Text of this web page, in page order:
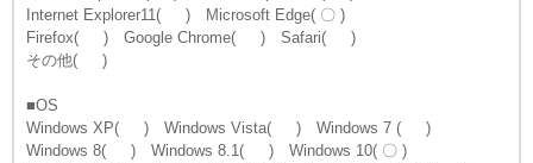
Internet Explorer11( ) Microsoft Edge( 〇 )
Firefox( ) Google Chrome( ) Safari( )
その他( )
■OS
Windows XP( ) Windows Vista( ) Windows 7 ( )
Windows 8( ) Windows 8.1( ) Windows 10( 〇 )